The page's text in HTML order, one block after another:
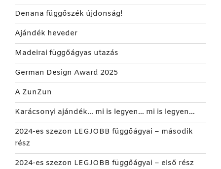
Denana függőszék újdonság!
Ajándék heveder
Madeirai függőágyas utazás
German Design Award 2025
A ZunZun
Karácsonyi ajándék… mi is legyen… mi is legyen…
2024-es szezon LEGJOBB függőágyai – második
rész
2024-es szezon LEGJOBB függőágyai – első rész